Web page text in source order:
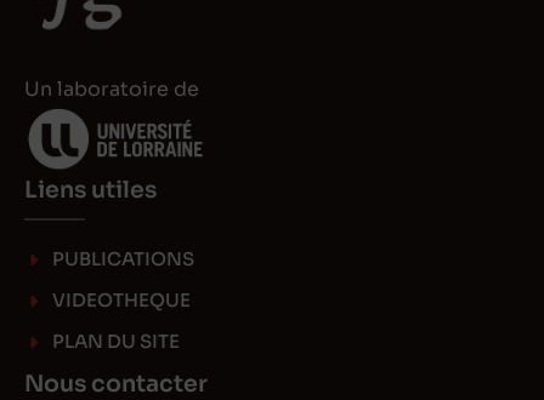
Un laboratoire de
Liens utiles
PUBLICATIONS
VIDEOTHEQUE
PLAN DU SITE
Nous contacter